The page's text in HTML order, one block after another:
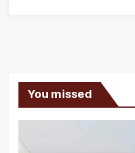
You missed